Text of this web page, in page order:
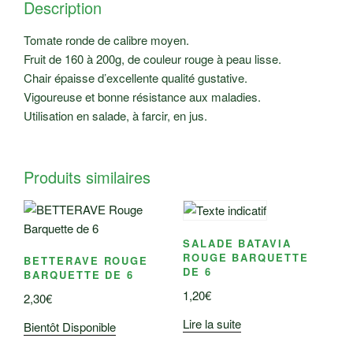
Description
Tomate ronde de calibre moyen.
Fruit de 160 à 200g, de couleur rouge à peau lisse.
Chair épaisse d’excellente qualité gustative.
Vigoureuse et bonne résistance aux maladies.
Utilisation en salade, à farcir, en jus.
Produits similaires
BETTERAVE ROUGE
BARQUETTE DE 6
2,30€
Bientôt Disponible
SALADE BATAVIA
ROUGE BARQUETTE
DE 6
1,20€
Lire la suite